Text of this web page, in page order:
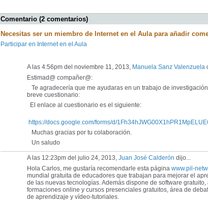
Comentario (2 comentarios)
Necesitas ser un miembro de Internet en el Aula para añadir
Participar en Internet en el Aula
A las 4:56pm del noviembre 11, 2013, Manuela Sanz Valenzuela
Estimad@ compañer@:
Te agradecería que me ayudaras en un trabajo de
breve cuestionario:
El enlace al cuestionario es el siguiente:
https://docs.google.com/forms/d/
Muchas gracias por tu colaboración.
Un saludo
A las 12:23pm del julio 24, 2013, Juan José Calderón dijo...
Hola Carlos, me gustaría recomendarle esta página www.pil-
mundial gratuita de educadores que trabajan para mejorar el
de las nuevas tecnologías. Además dispone de software gratuito,
formaciones online y cursos presenciales gratuitos, área de
de aprendizaje y vídeo-tutoriales.